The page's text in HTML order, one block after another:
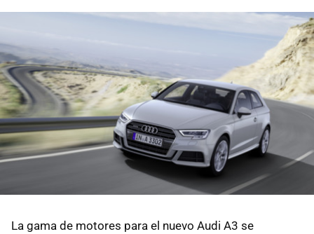
La gama de motores para el nuevo Audi A3 se